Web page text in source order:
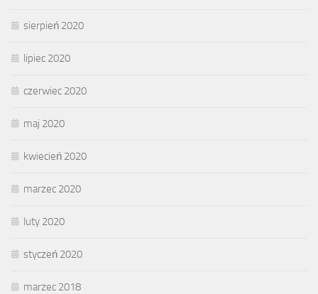
sierpień 2020
lipiec 2020
czerwiec 2020
maj 2020
kwiecień 2020
marzec 2020
luty 2020
styczeń 2020
marzec 2018